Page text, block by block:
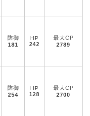
防御
181
HP
242
最大CP
2789
防御
254
HP
128
最大CP
2700